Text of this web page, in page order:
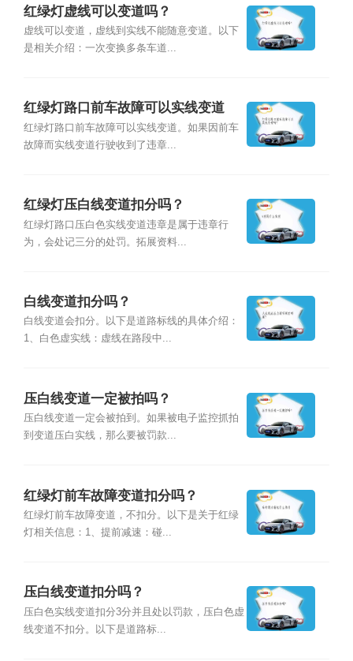
红绿灯虚线可以变道吗？
虚线可以变道，虚线到实线不能随意变道。以下
是相关介绍：一次变换多条车道...
红绿灯路口前车故障可以实线变道
吗？
红绿灯路口前车故障可以实线变道。如果因前车
故障而实线变道行驶收到了违章...
红绿灯压白线变道扣分吗？
红绿灯路口压白色实线变道违章是属于违章行
为，会处记三分的处罚。拓展资料...
白线变道扣分吗？
白线变道会扣分。以下是道路标线的具体介绍：
1、白色虚实线：虚线在路段中...
压白线变道一定被拍吗？
压白线变道一定会被拍到。如果被电子监控抓拍
到变道压白实线，那么要被罚款...
红绿灯前车故障变道扣分吗？
红绿灯前车故障变道，不扣分。以下是关于红绿
灯相关信息：1、提前减速：碰...
压白线变道扣分吗？
压白色实线变道扣分3分并且处以罚款，压白色虚
线变道不扣分。以下是道路标...